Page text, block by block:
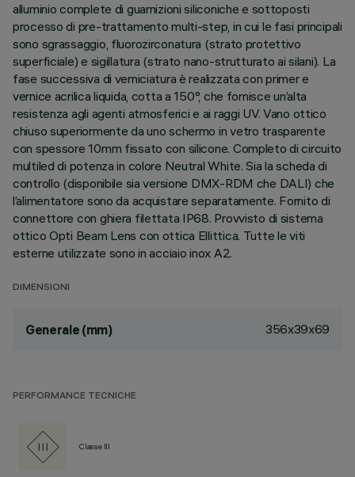
alluminio complete di guarnizioni siliconiche e sottoposti
processo di pre-trattamento multi-step, in cui le fasi principali
sono sgrassaggio, fluorozirconatura (strato protettivo
superficiale) e sigillatura (strato nano-strutturato ai silani). La
fase successiva di verniciatura è realizzata con primer e
vernice acrilica liquida, cotta a 150°, che fornisce un’alta
resistenza agli agenti atmosferici e ai raggi UV. Vano ottico
chiuso superiormente da uno schermo in vetro trasparente
con spessore 10mm fissato con silicone. Completo di circuito
multiled di potenza in colore Neutral White. Sia la scheda di
controllo (disponibile sia versione DMX-RDM che DALI) che
l’alimentatore sono da acquistare separatamente. Fornito di
connettore con ghiera filettata IP68. Provvisto di sistema
ottico Opti Beam Lens con ottica Ellittica. Tutte le viti
esterne utilizzate sono in acciaio inox A2.
DIMENSIONI
Generale (mm) 356x39x69
PERFORMANCE TECNICHE
Classe III